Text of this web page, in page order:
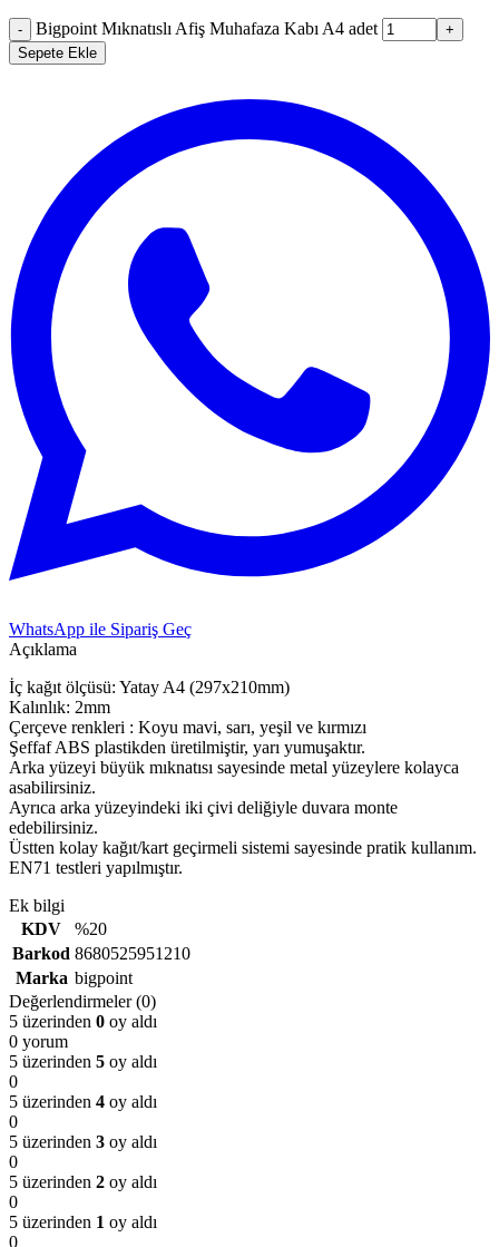
- Bigpoint Mıknatıslı Afiş Muhafaza Kabı A4 adet
+
Sepete Ekle
WhatsApp ile Sipariş Geç
Açıklama
İç kağıt ölçüsü: Yatay A4 (297x210mm)
Kalınlık: 2mm
Çerçeve renkleri : Koyu mavi, sarı, yeşil ve kırmızı
Şeffaf ABS plastikden üretilmiştir, yarı yumuşaktır.
Arka yüzeyi büyük mıknatısı sayesinde metal yüzeylere kolayca
asabilirsiniz.
Ayrıca arka yüzeyindeki iki çivi deliğiyle duvara monte
edebilirsiniz.
Üstten kolay kağıt/kart geçirmeli sistemi sayesinde pratik kullanım.
EN71 testleri yapılmıştır.
Ek bilgi
KDV
%20
Barkod 8680525951210
Marka bigpoint
Değerlendirmeler (0)
5 üzerinden 0 oy aldı
0 yorum
5 üzerinden 5 oy aldı
0
5 üzerinden 4 oy aldı
0
5 üzerinden 3 oy aldı
0
5 üzerinden 2 oy aldı
0
5 üzerinden 1 oy aldı
0